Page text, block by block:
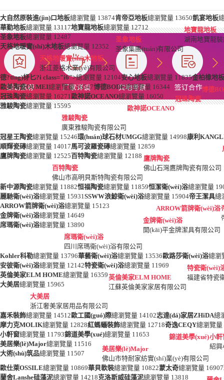
大自然原裝進(jìn)口地板總瀏覽量 13874肯帝亞地板總瀏覽量 13650凱宴地板
華勤地板總瀏覽量13117地寶龍地板總瀏覽量12712
地寶龍地板
湖南地寶龍
圣象地板總瀏覽量 12487
圣象地板
圣象集團(tuán)有限公司
天格地暖實(shí)木地板總瀏覽量 12352
天格地暖實(shí)木地板
浙江菱格木業(yè)有限公司
德?tīng)柕匕?i class="i6">總瀏覽量 12104安心地板總瀏覽量 11835金柏橡地板
歐美陶瓷OUMEI總瀏覽量16547博德BODE總瀏覽量 16344
博德
冠珠陶瓷總瀏覽量 16271 冠珠陶瓷
歐神諾OCEANO總瀏覽量 16050
歐神諾OCEANO
雅駿陶瓷總瀏覽量15595
雅駿陶瓷
廣東雅駿陶瓷有限公司
冠星王陶瓷總瀏覽量 15246環(huán)球石材UMGG總瀏覽量 14998康利
順輝瓷磚總瀏覽量 14017馬可波羅瓷磚總瀏覽量 12859
鷹牌陶瓷總瀏覽量 12525
鷹牌陶瓷
佛山石灣鷹牌陶瓷有限公司
百特陶瓷總瀏覽量 12188
百特陶瓷
佛山市高明貝斯特陶瓷有限公司
新中源陶瓷總瀏覽量 11882恒福陶瓷總瀏覽量 11859恒潔衛(wèi)浴總瀏覽量
麗馳衛(wèi)浴總瀏覽量 15931SSWW浪鯨衛(wèi)浴總瀏覽量 15904帝王潔具總
ARROW箭牌衛(wèi)浴總瀏覽量 15123
ARROW箭牌衛(wèi)浴
金牌衛(wèi)浴總瀏覽量 14649
金牌衛(wèi)浴
開(kāi)平金牌潔具有限公司
席瑪衛(wèi)浴總瀏覽量 13890
席瑪衛(wèi)浴
四川席瑪衛(wèi)浴有限公司
Kohler科勒總瀏覽量 13796華藝衛(wèi)浴總瀏覽量 13536 歐路莎衛(wèi)浴總瀏
安彼衛(wèi)浴總瀏覽量 12142特瓷衛(wèi)浴總瀏覽量 11969
特瓷衛(wèi)
福建省特瓷
英倫美家ELM HOME總瀏覽量 16359英倫美家ELM HOME
江蘇英倫美家家居有限公司
大美居總瀏覽量 15965
大美居
浙江奢美家居用品有限公司
嘉禾裝飾總瀏覽量 14512 歐工國(guó)際總瀏覽量 14102志達(dá)家居ZHiDA總
摩力克MOLIK總瀏覽量 12828紅螞蟻裝飾總瀏覽量 12718奇逸CEQY總瀏覽量
小軒窗總瀏覽量 11793
小軒
紹興
錦道美學(xué)總瀏覽量 11653
錦道美學(xué)
美居樂(lè)Major總瀏覽量 11516
美居樂(lè)Major
佛山市特耐家紡實(shí)業(yè)有限公司
大術(shù)筑品總瀏覽量 11507
歐仕萊OSSILE總瀏覽量 10869華貝軟裝總瀏覽量 10822蒙太奇總瀏覽量 16907
蘭舍Lanshe硅藻泥總瀏覽量 14218克洛斯威硅藻泥總瀏覽量 13818